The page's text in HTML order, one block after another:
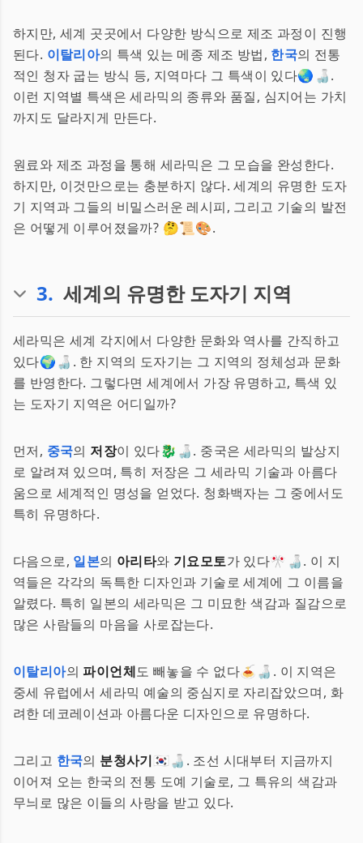
하지만, 세계 곳곳에서 다양한 방식으로 제조 과정이 진행
된다. 이탈리아의 특색 있는 메종 제조 방법, 한국의 전통
적인 청자 굽는 방식 등, 지역마다 그 특색이 있다🌏🍶.
이런 지역별 특색은 세라믹의 종류와 품질, 심지어는 가치
까지도 달라지게 만든다.
원료와 제조 과정을 통해 세라믹은 그 모습을 완성한다.
하지만, 이것만으로는 충분하지 않다. 세계의 유명한 도자
기 지역과 그들의 비밀스러운 레시피, 그리고 기술의 발전
은 어떻게 이루어졌을까? 🤔📜🎨.
3. 세계의 유명한 도자기 지역
세라믹은 세계 각지에서 다양한 문화와 역사를 간직하고
있다🌍🍶. 한 지역의 도자기는 그 지역의 정체성과 문화
를 반영한다. 그렇다면 세계에서 가장 유명하고, 특색 있
는 도자기 지역은 어디일까?
먼저, 중국의 저장이 있다🐉🍶. 중국은 세라믹의 발상지
로 알려져 있으며, 특히 저장은 그 세라믹 기술과 아름다
움으로 세계적인 명성을 얻었다. 청화백자는 그 중에서도
특히 유명하다.
다음으로, 일본의 아리타와 기요모토가 있다🎌🍶. 이 지
역들은 각각의 독특한 디자인과 기술로 세계에 그 이름을
알렸다. 특히 일본의 세라믹은 그 미묘한 색감과 질감으로
많은 사람들의 마음을 사로잡는다.
이탈리아의파이언체도 빼놓을 수 없다🍝🍶. 이 지역은
중세 유럽에서 세라믹 예술의 중심지로 자리잡았으며, 화
려한 데코레이션과 아름다운 디자인으로 유명하다.
그리고 한국의 분청사기🇰🇷🍶. 조선 시대부터 지금까지
이어져 오는 한국의 전통 도예 기술로, 그 특유의 색감과
무늬로 많은 이들의 사랑을 받고 있다.